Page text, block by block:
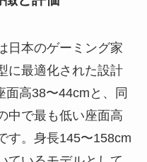
日本のゲーミング家
に最適化された設計
高38〜44cmと、同
中で最も低い座面高
す。身長145〜158cm